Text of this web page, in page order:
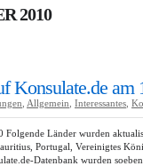
2010
Konsulate.de am
Allgemein Interessantes
Länder wurden
Portugal, Vereinigtes
Datenbank wurden